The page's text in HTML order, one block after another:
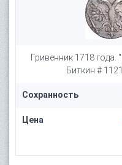
Гривенник 1718 года.
Биткин #
Сохранность
Цена